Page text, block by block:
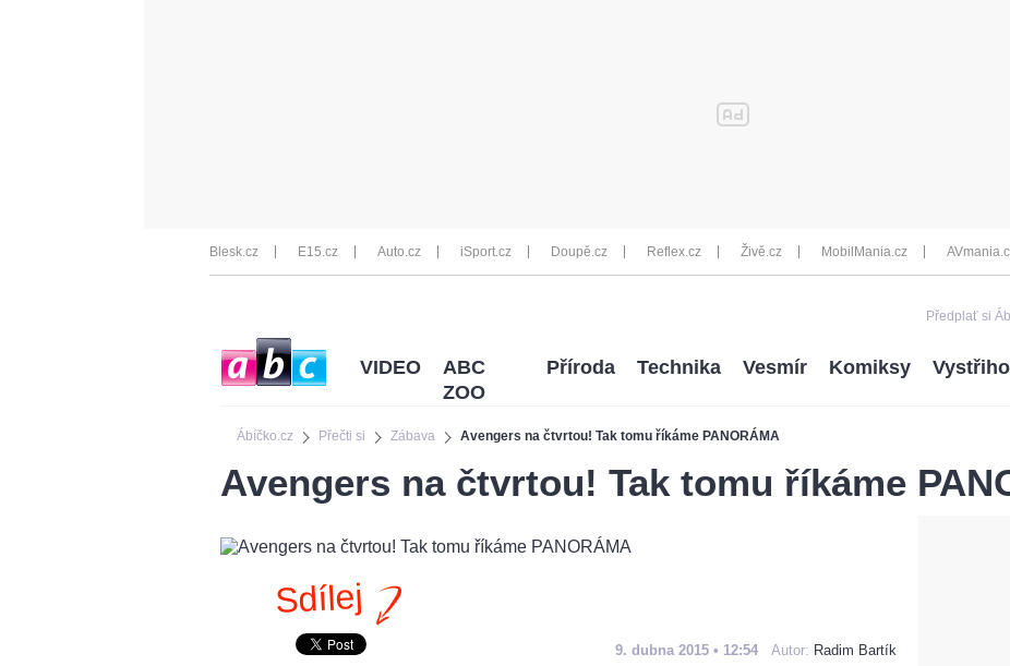
Blesk.cz E15.cz Auto.cz iSport.cz Doupě.cz Reflex.cz Živě.cz MobilMania.cz
Předplať si
Ábíčko.cz Přečti si Zábava Avengers na čtvrtou! Tak tomu říkáme PANORÁMA
VIDEO
ABC
ZOO
Příroda Technika Vesmír Komiksy
Avengers na čtvrtou! Tak tomu říkáme
Sdílej
9. dubna 2015 • 12:54 Autor: Radim Bartík